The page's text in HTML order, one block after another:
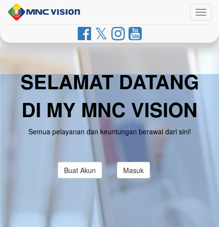
SELAMAT DATANG
DI MY MNC VISION
Semua pelayanan dan keuntungan berawal dari sini!
Buat Akun Masuk